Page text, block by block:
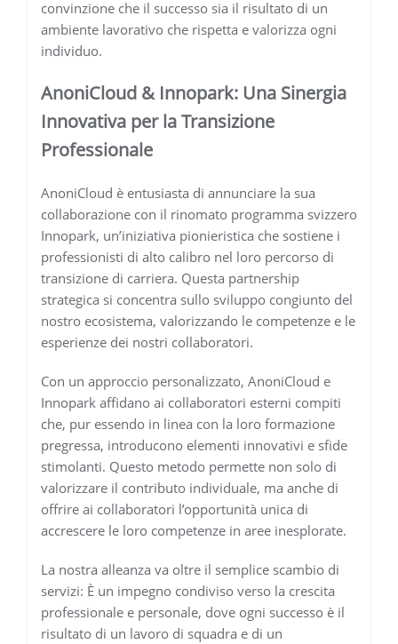
convinzione che il successo sia il risultato di un
ambiente lavorativo che rispetta e valorizza ogni
individuo.
AnoniCloud & Innopark: Una Sinergia
Innovativa per la Transizione
Professionale
AnoniCloud è entusiasta di annunciare la sua
collaborazione con il rinomato programma svizzero
Innopark, un’iniziativa pionieristica che sostiene i
professionisti di alto calibro nel loro percorso di
transizione di carriera. Questa partnership
strategica si concentra sullo sviluppo congiunto del
nostro ecosistema, valorizzando le competenze e le
esperienze dei nostri collaboratori.
Con un approccio personalizzato, AnoniCloud e
Innopark affidano ai collaboratori esterni compiti
che, pur essendo in linea con la loro formazione
pregressa, introducono elementi innovativi e sfide
stimolanti. Questo metodo permette non solo di
valorizzare il contributo individuale, ma anche di
offrire ai collaboratori l’opportunità unica di
accrescere le loro competenze in aree inesplorate.
La nostra alleanza va oltre il semplice scambio di
servizi: È un impegno condiviso verso la crescita
professionale e personale, dove ogni successo è il
risultato di un lavoro di squadra e di un